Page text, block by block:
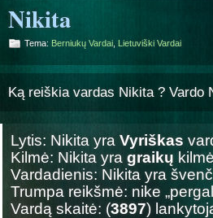
Nikita
Tema: Berniukų Vardai Lietuviški Vardai
Ką reiškia vardas Nikita ? Vardo
Lytis: Nikita yra Vyriškas
Kilmė: Nikita yra graikų
Vardadienis: Nikita yra
Trumpa reikšmė: nike
Vardą skaitė: (3897)